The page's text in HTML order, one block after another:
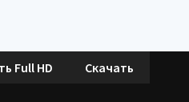
Full HD Скачать